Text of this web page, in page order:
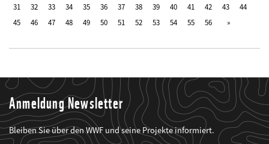
31
32 33 34 35 36 37 38 39 40 41 42 43
44
45
46 47 48 49 50 51 52 53 54 55 56
Anmeldung Newsletter
Bleiben Sie über den WWF und seine Projekte informiert.